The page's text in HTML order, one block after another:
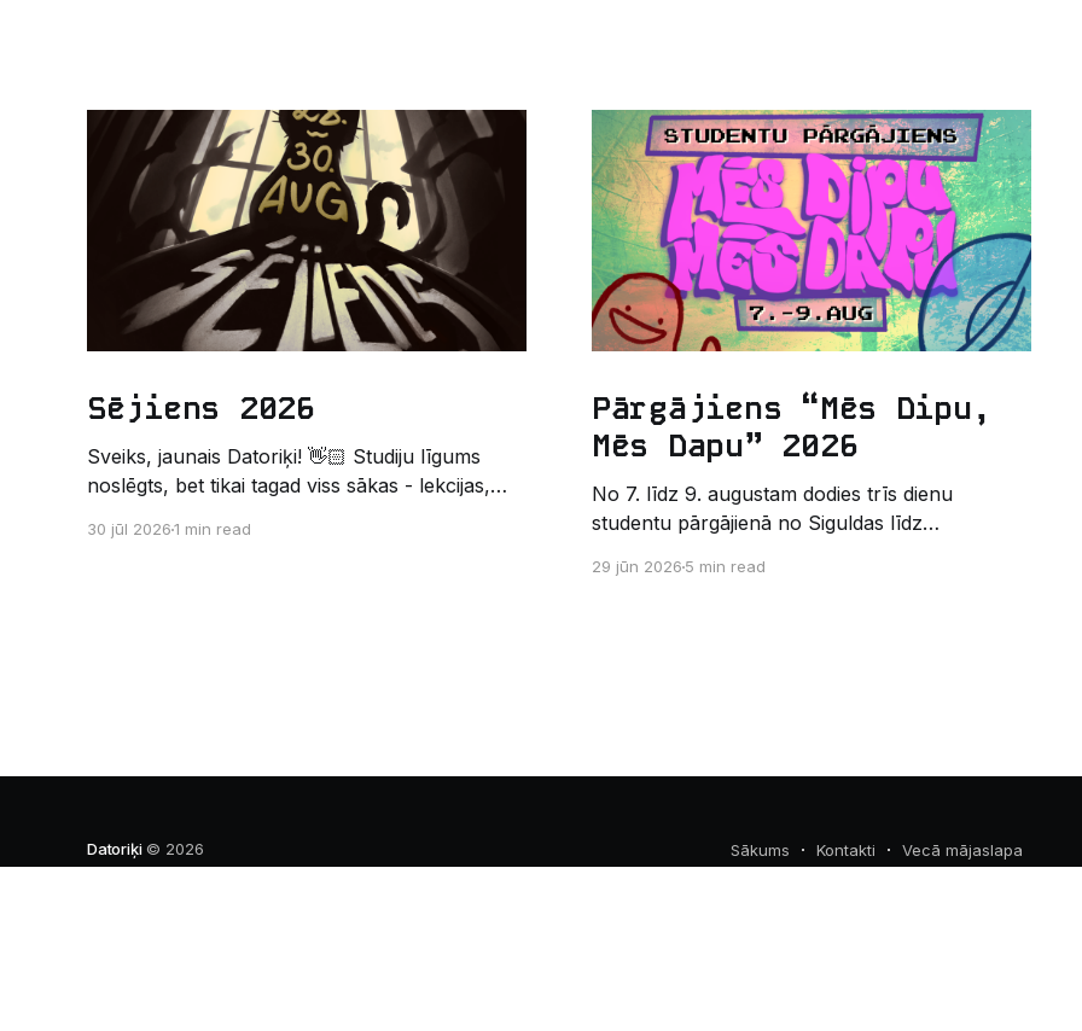
Sējiens 2026
Sveiks, jaunais Datoriķi! 👋🏻 Studiju līgums
noslēgts, bet tikai tagad viss sākas - lekcijas,
neaizmirstami piedzīvojumi. Un kas gan būtu
30 jūl 20261 min read
Pārgājiens “Mēs Dipu,
Mēs Dapu” 2026
No 7. līdz 9. augustam dodies trīs dienu
studentu pārgājienā no Siguldas līdz
bet gan kopīgs vasaras piedzīvojums dabā.
29 jūn 20265 min read
Datoriķi© 2026 Sākums Kontakti Vecā mājaslapa